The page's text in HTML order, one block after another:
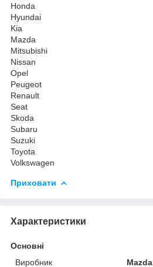
Honda
Hyundai
Kia
Mazda
Mitsubishi
Nissan
Opel
Peugeot
Renault
Seat
Skoda
Subaru
Suzuki
Toyota
Volkswagen
Приховати
Характеристики
Основні
Виробник
Mazda